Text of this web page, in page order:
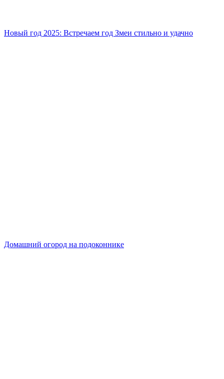
Новый год 2025: Встречаем год Змеи стильно и удачно
Домашний огород на подоконнике